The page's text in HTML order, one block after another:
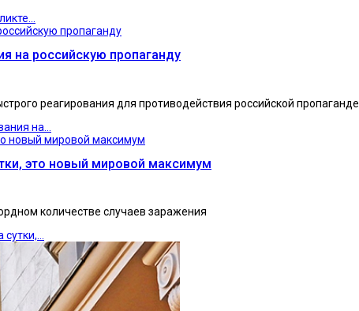
на российскую пропаганду
реагирования для противодействия российской пропаганде
на...
это новый мировой максимум
количестве случаев заражения